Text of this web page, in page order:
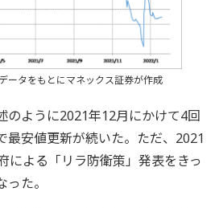
ータをもとにマネックス証券が作成
のように2021年12月にかけて4回
最安値更新が続いた。ただ、2021
による「リラ防衛策」発表をきっ
た。